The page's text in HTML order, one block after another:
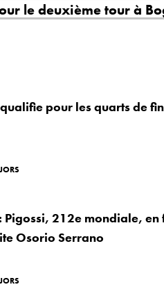
le deuxième tour à
pour les quarts de
Pigossi, 212e mondiale,
Osorio Serrano